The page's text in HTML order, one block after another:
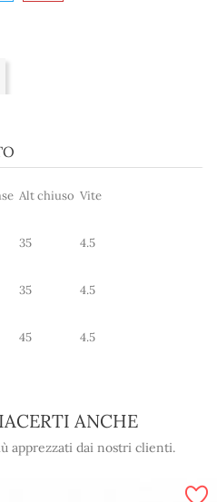
Alt chiuso Vite
35 4.5
35 4.5
45 4.5
ANCHE
apprezzati dai nostri clienti.